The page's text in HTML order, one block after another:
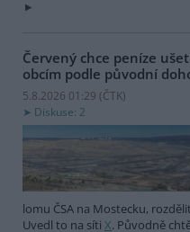
Červený chce peníze
obcím podle původní
5.8.2026 01:29 (ČTK)
Diskuse: 2
lomu ČSA na Mostecku,
Uvedl to na síti X. Původně